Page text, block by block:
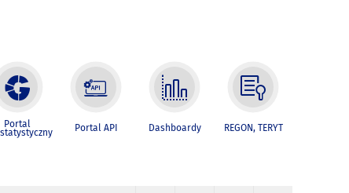
Portal Portal API Dashboardy REGON, TERYT